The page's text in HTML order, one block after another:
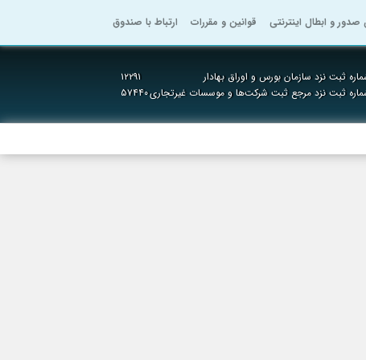
صدور و ابطال اینترنتی قوانین و مقررات ارتباط با صندوق
ثبت نزد سازمان بورس و اوراق بهادار
۱۲۲۹۱
ثبت نزد مرجع ثبت شرکت‌ها و موسسات غیرتجاری۵۷۴۴۰